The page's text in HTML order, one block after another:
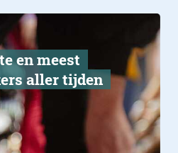
en meest
aller tijden